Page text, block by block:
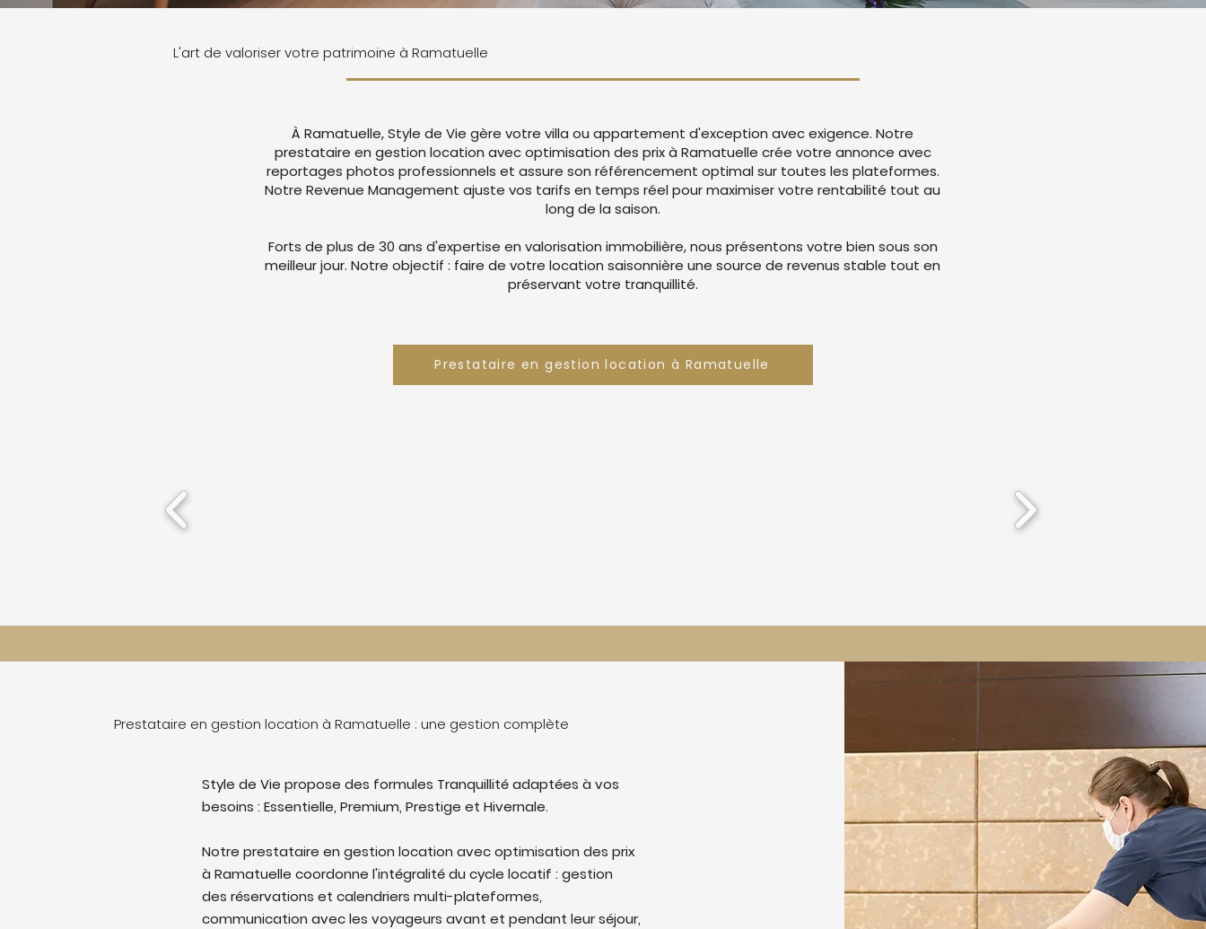
L'art de valoriser votre patrimoine à Ramatuelle
À Ramatuelle, Style de Vie gère votre villa ou appartement d'exception avec exigence. Notre
prestataire en gestion location avec optimisation des prix à Ramatuelle crée votre annonce avec
reportages photos professionnels et assure son référencement optimal sur toutes les plateformes.
Notre Revenue Management ajuste vos tarifs en temps réel pour maximiser votre rentabilité tout au
long de la saison.
Forts de plus de 30 ans d'expertise en valorisation immobilière, nous présentons votre bien sous son
meilleur jour. Notre objectif : faire de votre location saisonnière une source de revenus stable tout en
préservant votre tranquillité.
Prestataire en gestion location à Ramatuelle
Prestataire en gestion location à Ramatuelle : une gestion complète
Style de Vie propose des formules Tranquillité adaptées à vos
besoins : Essentielle, Premium, Prestige et Hivernale.
Notre prestataire en gestion location avec optimisation des prix
à Ramatuelle coordonne l'intégralité du cycle locatif : gestion
des réservations et calendriers multi-plateformes,
communication avec les voyageurs avant et pendant leur séjour,